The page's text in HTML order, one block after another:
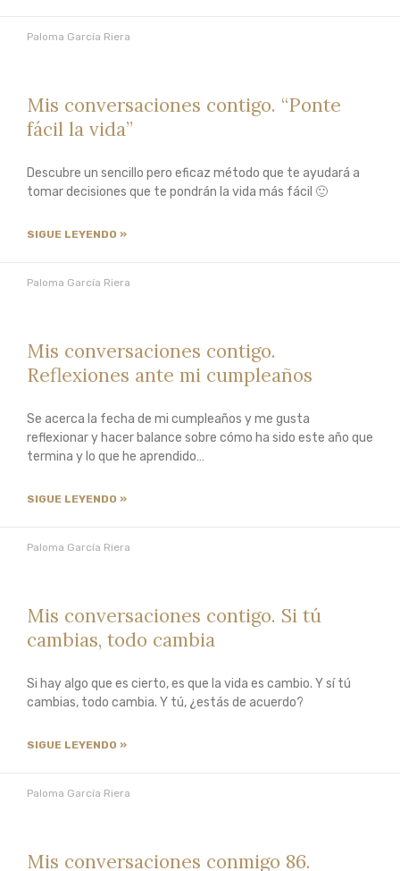
Paloma García Riera
Mis conversaciones contigo. “Ponte
fácil la vida”
Descubre un sencillo pero eficaz método que te ayudará a
tomar decisiones que te pondrán la vida más fácil 🙂
SIGUE LEYENDO »
Paloma García Riera
Mis conversaciones contigo.
Reflexiones ante mi cumpleaños
Se acerca la fecha de mi cumpleaños y me gusta
reflexionar y hacer balance sobre cómo ha sido este año que
termina y lo que he aprendido…
SIGUE LEYENDO »
Paloma García Riera
Mis conversaciones contigo. Si tú
cambias, todo cambia
Si hay algo que es cierto, es que la vida es cambio. Y sí tú
cambias, todo cambia. Y tú, ¿estás de acuerdo?
SIGUE LEYENDO »
Paloma García Riera
Mis conversaciones conmigo 86.